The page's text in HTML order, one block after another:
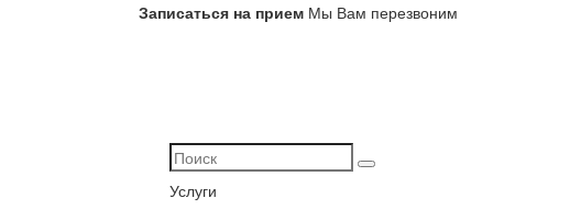
Записаться на прием Мы Вам перезвоним
Услуги